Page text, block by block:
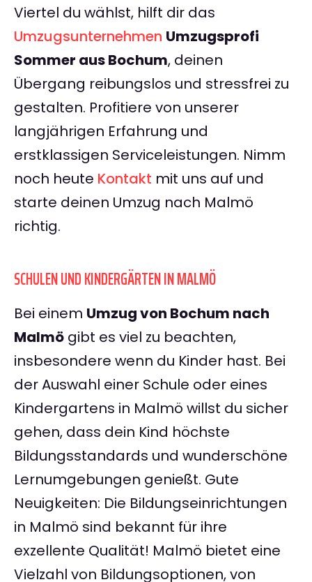
Viertel du wählst, hilft dir das
Umzugsunternehmen Umzugsprofi
Sommer aus Bochum, deinen
Übergang reibungslos und stressfrei zu
gestalten. Profitiere von unserer
langjährigen Erfahrung und
erstklassigen Serviceleistungen. Nimm
noch heute Kontakt mit uns auf und
starte deinen Umzug nach Malmö
richtig.
SCHULEN UND KINDERGÄRTEN IN MALMÖ
Bei einem Umzug von Bochum nach
Malmö gibt es viel zu beachten,
insbesondere wenn du Kinder hast. Bei
der Auswahl einer Schule oder eines
Kindergartens in Malmö willst du sicher
gehen, dass dein Kind höchste
Bildungsstandards und wunderschöne
Lernumgebungen genießt. Gute
Neuigkeiten: Die Bildungseinrichtungen
in Malmö sind bekannt für ihre
exzellente Qualität! Malmö bietet eine
Vielzahl von Bildungsoptionen, von